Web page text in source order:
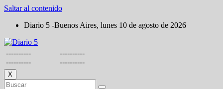
Saltar al contenido
Diario 5 -Buenos Aires, lunes 10 de agosto de 2026
----------
----------
----------
----------
X